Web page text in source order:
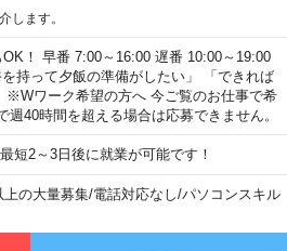
します。
！ 早番 7:00～16:00 遅番 10:00～19:00
持って夕飯の準備がしたい」 「できれば
※Wワーク希望の方へ 今ご覧のお仕事で希
40時間を超える場合は応募できません。
短2～3日後に就業が可能です！
上の大量募集/電話対応なし/パソコンスキル